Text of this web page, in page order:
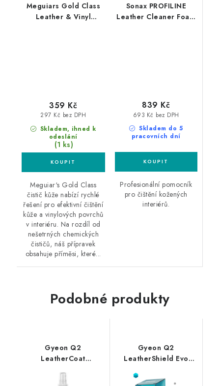
Meguiars Gold Class
Leather & Vinyl
Skladem, ihned k
odeslání
(1 ks)
297 Kč bez DPH
359 Kč
Meguiar‘s Gold Class
čistič kůže nabízí rychlé
řešení pro efektivní čištění
kůže a vinylových povrchů
v interiéru. Na rozdíl od
nešetrných chemických
čističů, náš přípravek
obsahuje příměsi, které...
Sonax PROFILINE
Leather Cleaner Foam
Skladem do 5
pracovních dní
693 Kč bez DPH
839 Kč
Profesionální pomocník
pro čištění kožených
interiérů.
Podobné produkty
Gyeon Q2
LeatherCoat
ochrana kůže
Gyeon Q2
LeatherShield Evo
na kůži